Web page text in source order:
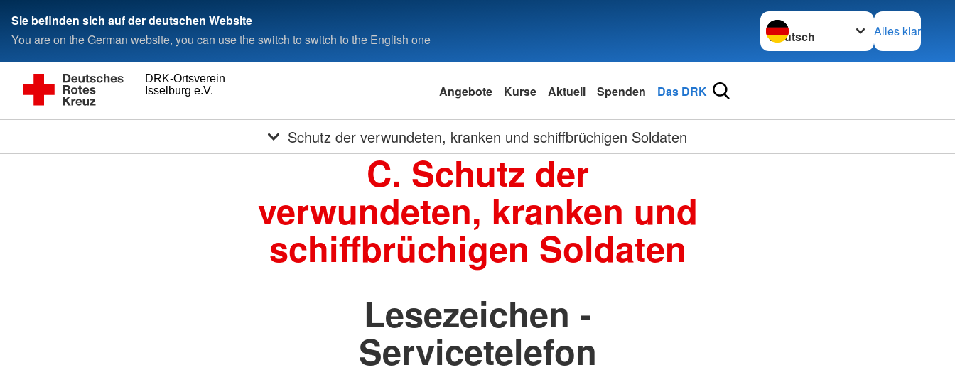
Sie befinden sich auf der deutschen Website
You are on the German website, you can use the switch to switch to the English one
Sprache wechseln zu
Alles klar
Isselburg e.V.
DRK-Ortsverein
Angebote Kurse Aktuell Spenden Das DRK
Schutz der verwundeten, kranken und schiffbrüchigen Soldaten
C. Schutz der
verwundeten, kranken und
schiffbrüchigen Soldaten
Lesezeichen -
Servicetelefon